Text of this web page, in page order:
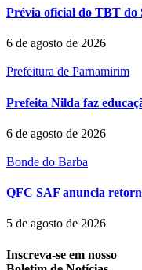
Prévia oficial do TBT do
6 de agosto de 2026
Prefeitura de Parnamirim
Prefeita Nilda faz
6 de agosto de 2026
Bonde do Barba
QFC SAF anuncia
5 de agosto de 2026
Inscreva-se em nosso